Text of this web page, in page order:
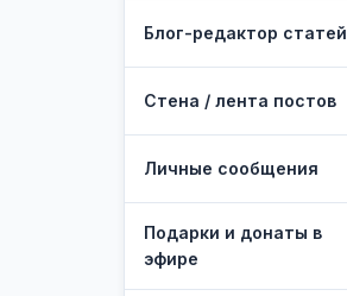
Блог-редактор статей
Стена / лента постов
Личные сообщения
Подарки и донаты в
эфире